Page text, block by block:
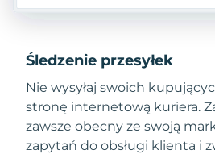
Śledzenie przesyłek
Nie wysyłaj swoich
stronę internetową kuriera.
zawsze obecny ze swoją
zapytań do obsługi klienta i